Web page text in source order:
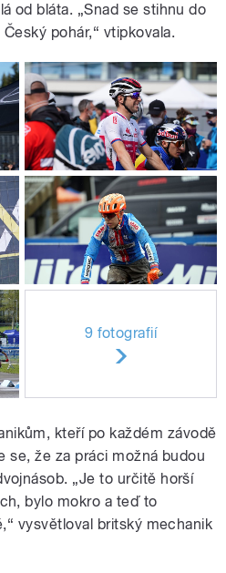
od bláta. „Snad se stihnu do
pohár,“ vtipkovala.
9 fotografií
kteří po každém závodě
se, že za práci možná budou
„Je to určitě horší
bylo mokro a teď to
vysvětloval britský mechanik